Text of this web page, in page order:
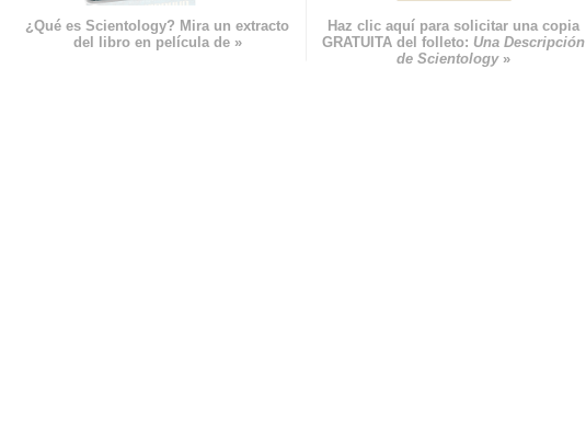
¿Qué es Scientology? Mira un extracto
del libro en película de »
Haz clic aquí para solicitar una copia
GRATUITA del folleto: Una Descripción
de Scientology»